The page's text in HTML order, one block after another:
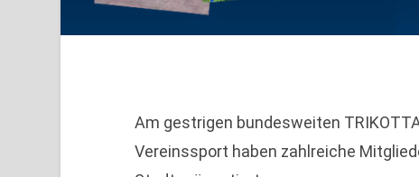
Am gestrigen bundesweiten
Vereinssport haben zahlreiche